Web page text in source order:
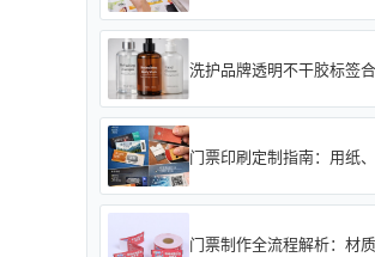
洗护品牌透明不干胶标签
门票印刷定制指南：用纸
门票制作全流程解析：材质